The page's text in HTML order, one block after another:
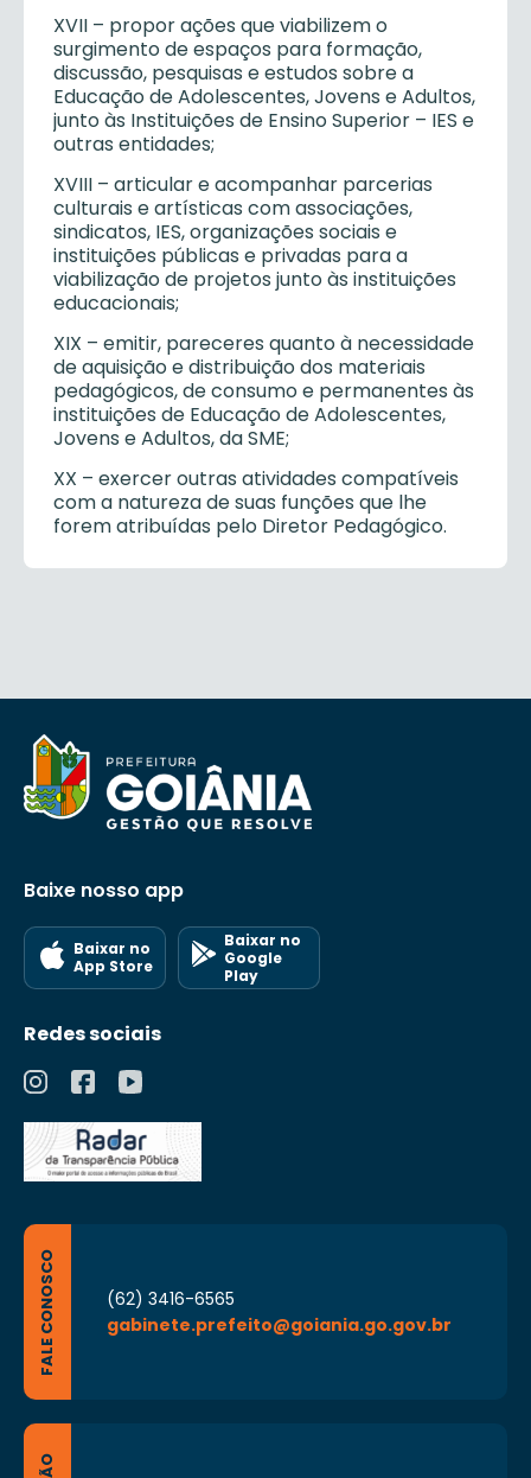
XVII – propor ações que viabilizem o
surgimento de espaços para formação,
discussão, pesquisas e estudos sobre a
Educação de Adolescentes, Jovens e Adultos,
junto às Instituições de Ensino Superior – IES e
outras entidades;
XVIII – articular e acompanhar parcerias
culturais e artísticas com associações,
sindicatos, IES, organizações sociais e
instituições públicas e privadas para a
viabilização de projetos junto às instituições
educacionais;
XIX – emitir, pareceres quanto à necessidade
de aquisição e distribuição dos materiais
pedagógicos, de consumo e permanentes às
instituições de Educação de Adolescentes,
Jovens e Adultos, da SME;
XX – exercer outras atividades compatíveis
com a natureza de suas funções que lhe
forem atribuídas pelo Diretor Pedagógico.
Baixe nosso app
Baixar no
App Store
Baixar no
Google
Play
Redes sociais
FALE CONOSCO
(62) 3416-6565
gabinete.prefeito@goiania.go.gov.br